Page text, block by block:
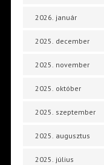
2026. január
2025. december
2025. november
2025. október
2025. szeptember
2025. augusztus
2025. július